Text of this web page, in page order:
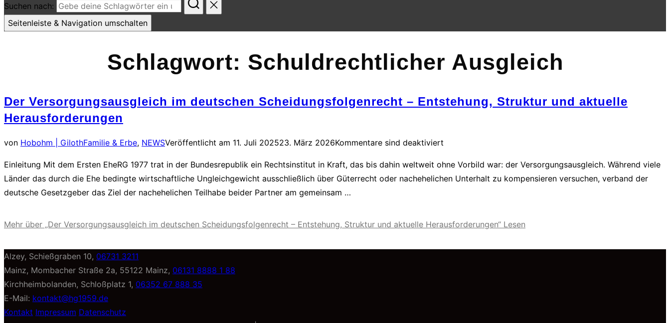
Suchen nach:
Seitenleiste & Navigation umschalten
Schlagwort: Schuldrechtlicher Ausgleich
Der Versorgungsausgleich im deutschen Scheidungsfolgenrecht – Entstehung, Struktur und aktuelle
Herausforderungen
von Hobohm | GilothFamilie & Erbe, NEWSVeröffentlicht am 11. Juli 202523. März 2026Kommentare sind deaktiviert
Einleitung Mit dem Ersten EheRG 1977 trat in der Bundesrepublik ein Rechtsinstitut in Kraft, das bis dahin weltweit ohne Vorbild war: der Versorgungsausgleich. Während viele
Länder das durch die Ehe bedingte wirtschaftliche Ungleichgewicht ausschließlich über Güterrecht oder nachehelichen Unterhalt zu kompensieren versuchen, verband der
deutsche Gesetzgeber das Ziel der nachehelichen Teilhabe beider Partner am gemeinsam …
Mehr über „Der Versorgungsausgleich im deutschen Scheidungsfolgenrecht – Entstehung, Struktur und aktuelle Herausforderungen“ Lesen
Alzey, Schießgraben 10, 06731 3211
Mainz, Mombacher Straße 2a, 55122 Mainz, 06131 8888 1 88
Kirchheimbolanden, Schloßplatz 1, 06352 67 888 35
E-Mail: kontakt@hg1959.de
Kontakt Impressum Datenschutz